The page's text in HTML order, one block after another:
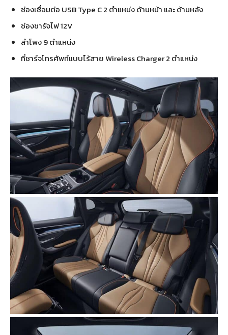
ช่องเชื่อมต่อ USB Type C 2 ตำแหน่ง ด้านหน้า และ ด้านหลัง
ช่องชาร์จไฟ 12V
ลำโพง 9 ตำแหน่ง
ที่ชาร์จโทรศัพท์แบบไร้สาย Wireless Charger 2 ตำแหน่ง